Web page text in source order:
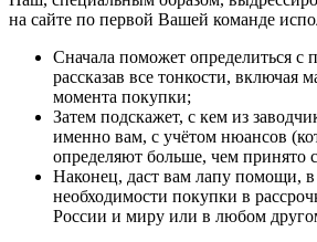
на сайте по первой Вашей команде
Сначала поможет определиться с
рассказав все тонкости, включая
момента покупки;
Затем подскажет, с кем из
именно вам, с учётом нюансов
определяют больше, чем принято
Наконец, даст вам лапу помощи, в
необходимости покупки в
России и миру или в любом